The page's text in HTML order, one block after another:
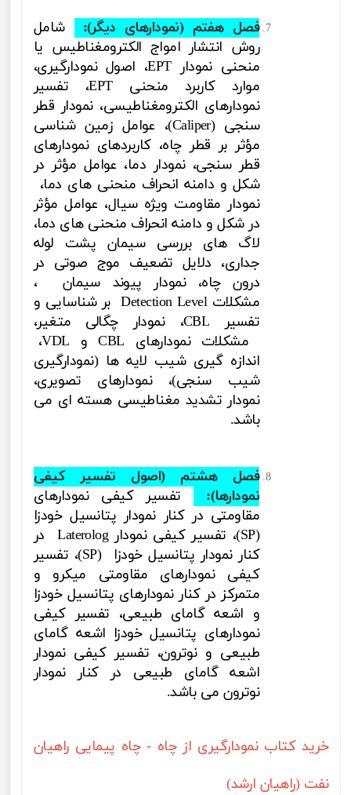
فصل هفتم (نمودارهای دیگر):
شامل
روش انتشار امواج الکترومغناطیس یا
منحنی نمودار EPT، اصول نمودارگیری،
موارد کاربرد منحنی
EPT،
تفسیر
نمودارهای الکترومغناطیسی، نمودار قطر
سنجی (Caliper)، عوامل زمین شناسی
مؤثر بر قطر چاه، کاربردهای نمودارهای
قطر سنجی، نمودار دما، عوامل مؤثر در
شکل و دامنه انحراف منحنی های دما،
نمودار مقاومت ویژه سیال، عوامل مؤثر
در شکل و دامنه انحراف منحنی های دما،
لاگ های بررسی سیمان پشت لوله
جداری، دلایل تضعیف موج صوتی در
درون چاه، نمودار پیوند سیمان
،
مشکلاتDetection Level بر شناسایی و
تفسیر
CBL،
نمودار چگالی متغیر،
مشکلات نمودارهای
CBL و VDL،
اندازه گیری شیب لایه ها (نمودارگیری
شیب سنجی)، نمودارهای تصویری،
نمودار تشدید مغناطیسی هسته ای می
باشد.
فصل هشتم (اصول تفسیر کیفی
نمودارها):
تفسیر کیفی نمودارهای
مقاومتی در کنار نمودار پتانسیل خودزا
(SP)، تفسير كيفی نمودار Laterolog در
کنار نمودار پتانسیل خودزا
(SP)، تفسیر
کیفی نمودارهای مقاومتی میکرو و
متمرکز در کنار نمودارهای پتانسیل خودزا
و اشعه گامای طبیعی، تفسیر کیفی
نمودارهای پتانسیل خودزا اشعه گامای
طبیعی و نوترون، تفسیر کیفی نمودار
اشعه گامای طبیعی در کنار نمودار
نوترون می باشد.
خرید کتاب نمودارگیری از چاه - چاه پیمایی راهیان
نفت (راهیان ارشد)